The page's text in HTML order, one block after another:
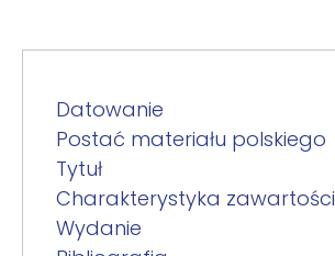
Datowanie
Postać materiału polskiego
Tytuł
Charakterystyka zawartości
Wydanie